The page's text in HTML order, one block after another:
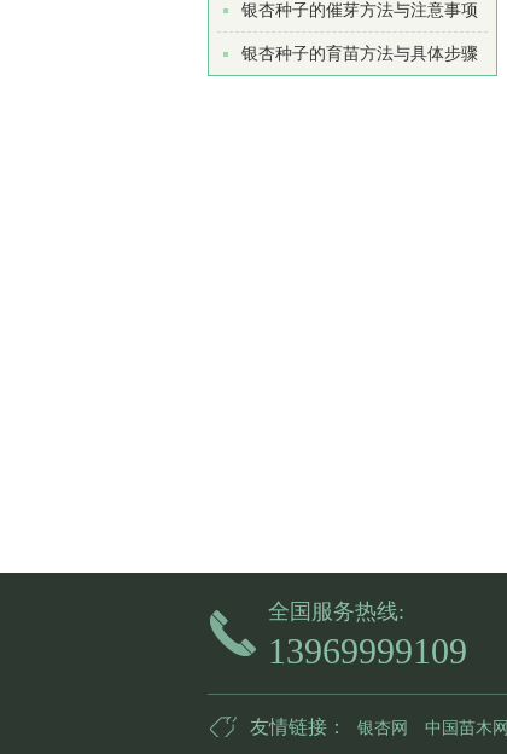
银杏种子的催芽方法与注意事项
银杏种子的育苗方法与具体步骤
全国服务热线:
13969999109
友情链接： 银杏网 中国苗木网